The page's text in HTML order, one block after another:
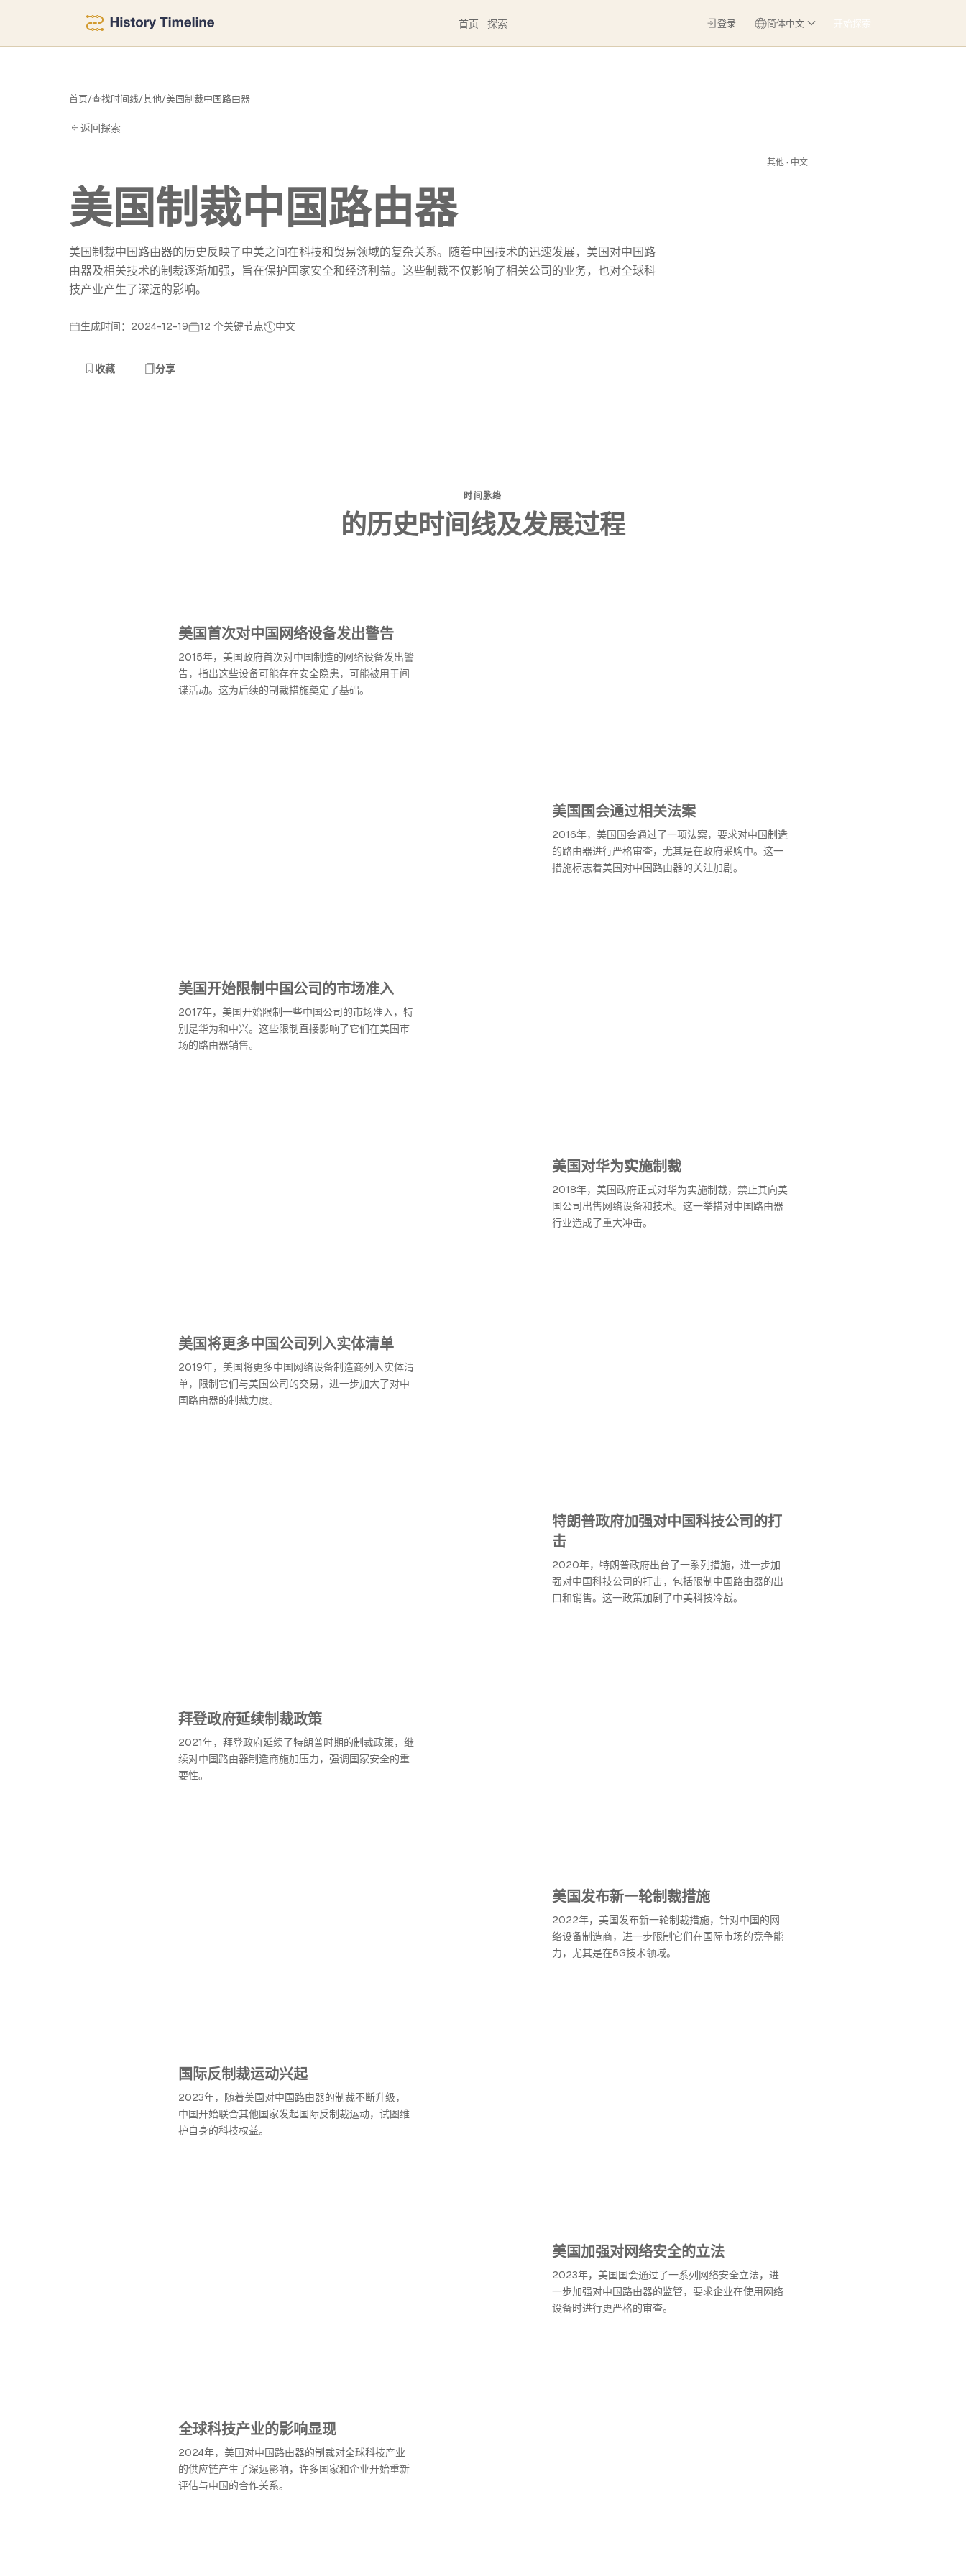
首页 探索 开始探索
登录 简体中文
首页/查找时间线/其他/美国制裁中国路由器
返回探索
其他 · 中文
美国制裁中国路由器
美国制裁中国路由器的历史反映了中美之间在科技和贸易领域的复杂关系。随着中国技术的迅速发展，美国对中国路
由器及相关技术的制裁逐渐加强，旨在保护国家安全和经济利益。这些制裁不仅影响了相关公司的业务，也对全球科
技产业产生了深远的影响。
生成时间：2024-12-19 12 个关键节点 中文
收藏 分享
时间脉络
的历史时间线及发展过程
美国首次对中国网络设备发出警告
2015年，美国政府首次对中国制造的网络设备发出警
告，指出这些设备可能存在安全隐患，可能被用于间
谍活动。这为后续的制裁措施奠定了基础。
美国国会通过相关法案
2016年，美国国会通过了一项法案，要求对中国制造
的路由器进行严格审查，尤其是在政府采购中。这一
措施标志着美国对中国路由器的关注加剧。
美国开始限制中国公司的市场准入
2017年，美国开始限制一些中国公司的市场准入，特
别是华为和中兴。这些限制直接影响了它们在美国市
场的路由器销售。
美国对华为实施制裁
2018年，美国政府正式对华为实施制裁，禁止其向美
国公司出售网络设备和技术。这一举措对中国路由器
行业造成了重大冲击。
美国将更多中国公司列入实体清单
2019年，美国将更多中国网络设备制造商列入实体清
单，限制它们与美国公司的交易，进一步加大了对中
国路由器的制裁力度。
特朗普政府加强对中国科技公司的打
击
2020年，特朗普政府出台了一系列措施，进一步加
强对中国科技公司的打击，包括限制中国路由器的出
口和销售。这一政策加剧了中美科技冷战。
拜登政府延续制裁政策
2021年，拜登政府延续了特朗普时期的制裁政策，继
续对中国路由器制造商施加压力，强调国家安全的重
要性。
美国发布新一轮制裁措施
2022年，美国发布新一轮制裁措施，针对中国的网
络设备制造商，进一步限制它们在国际市场的竞争能
力，尤其是在5G技术领域。
国际反制裁运动兴起
2023年，随着美国对中国路由器的制裁不断升级，
中国开始联合其他国家发起国际反制裁运动，试图维
护自身的科技权益。
美国加强对网络安全的立法
2023年，美国国会通过了一系列网络安全立法，进
一步加强对中国路由器的监管，要求企业在使用网络
设备时进行更严格的审查。
全球科技产业的影响显现
2024年，美国对中国路由器的制裁对全球科技产业
的供应链产生了深远影响，许多国家和企业开始重新
评估与中国的合作关系。